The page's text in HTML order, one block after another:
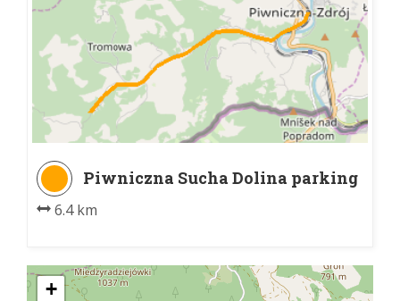
Piwniczna Sucha Dolina parking
6.4 km
+